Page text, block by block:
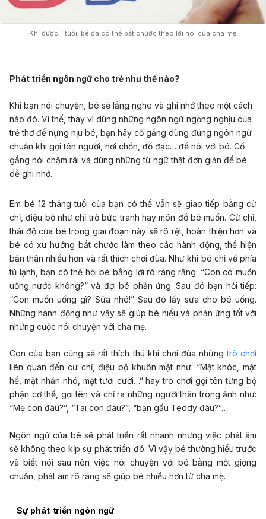
Khi được 1 tuổi, bé đã có thể bắt chước theo lời nói của cha mẹ
Phát triển ngôn ngữ cho trẻ như thế nào?
Khi bạn nói chuyện, bé sẽ lắng nghe và ghi nhớ theo một cách
nào đó. Vì thế, thay vì dùng những ngôn ngữ ngọng nghịu của
trẻ thơ để nựng nịu bé, bạn hãy cố gắng dùng đúng ngôn ngữ
chuẩn khi gọi tên người, nơi chốn, đồ đạc… để nói với bé. Cố
gắng nói chậm rãi và dùng những từ ngữ thật đơn giản để bé
dễ ghi nhớ.
Em bé 12 tháng tuổi của bạn có thể vẫn sẽ giao tiếp bằng cử
chỉ, điệu bộ như chỉ trỏ bức tranh hay món đồ bé muốn. Cử chỉ,
thái độ của bé trong giai đoạn này sẽ rõ rệt, hoàn thiện hơn và
bé có xu hướng bắt chước làm theo các hành động, thể hiện
bản thân nhiều hơn và rất thích chơi đùa. Như khi bé chỉ về phía
tủ lạnh, bạn có thể hỏi bé bằng lời rõ ràng rằng: “Con có muốn
uống nước không?” và đợi bé phản ứng. Sau đó bạn hỏi tiếp:
“Con muốn uống gì? Sữa nhé!” Sau đó lấy sữa cho bé uống.
Những hành động như vậy sẽ giúp bé hiểu và phản ứng tốt với
những cuộc nói chuyện với cha mẹ.
Con của bạn cũng sẽ rất thích thú khi chơi đùa nhữngtrò chơi
liên quan đến cử chỉ, điệu bộ khuôn mặt như: “Mặt khóc, mặt
hề, mặt nhăn nhó, mặt tươi cười…” hay trò chơi gọi tên từng bộ
phận cơ thể, gọi tên và chỉ ra những người thân trong ảnh như:
“Mẹ con đâu?”, “Tai con đâu?”, “bạn gấu Teddy đâu?”…
Ngôn ngữ của bé sẽ phát triển rất nhanh nhưng việc phát âm
sẽ không theo kịp sự phát triển đó. Vì vậy bé thường hiểu trước
và biết nói sau nên việc nói chuyện với bé bằng một giọng
chuẩn, phát âm rõ ràng sẽ giúp bé nhiều hơn từ cha mẹ.
Sự phát triển ngôn ngữ